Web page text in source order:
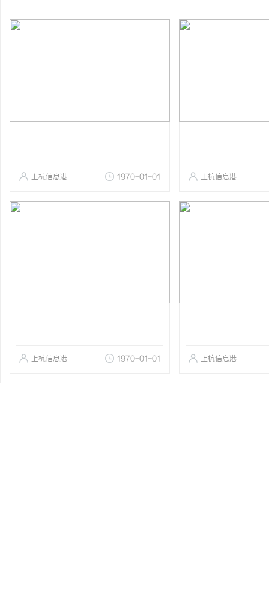
上杭信息港 1970-01-01 上杭信息港
上杭信息港 1970-01-01 上杭信息港